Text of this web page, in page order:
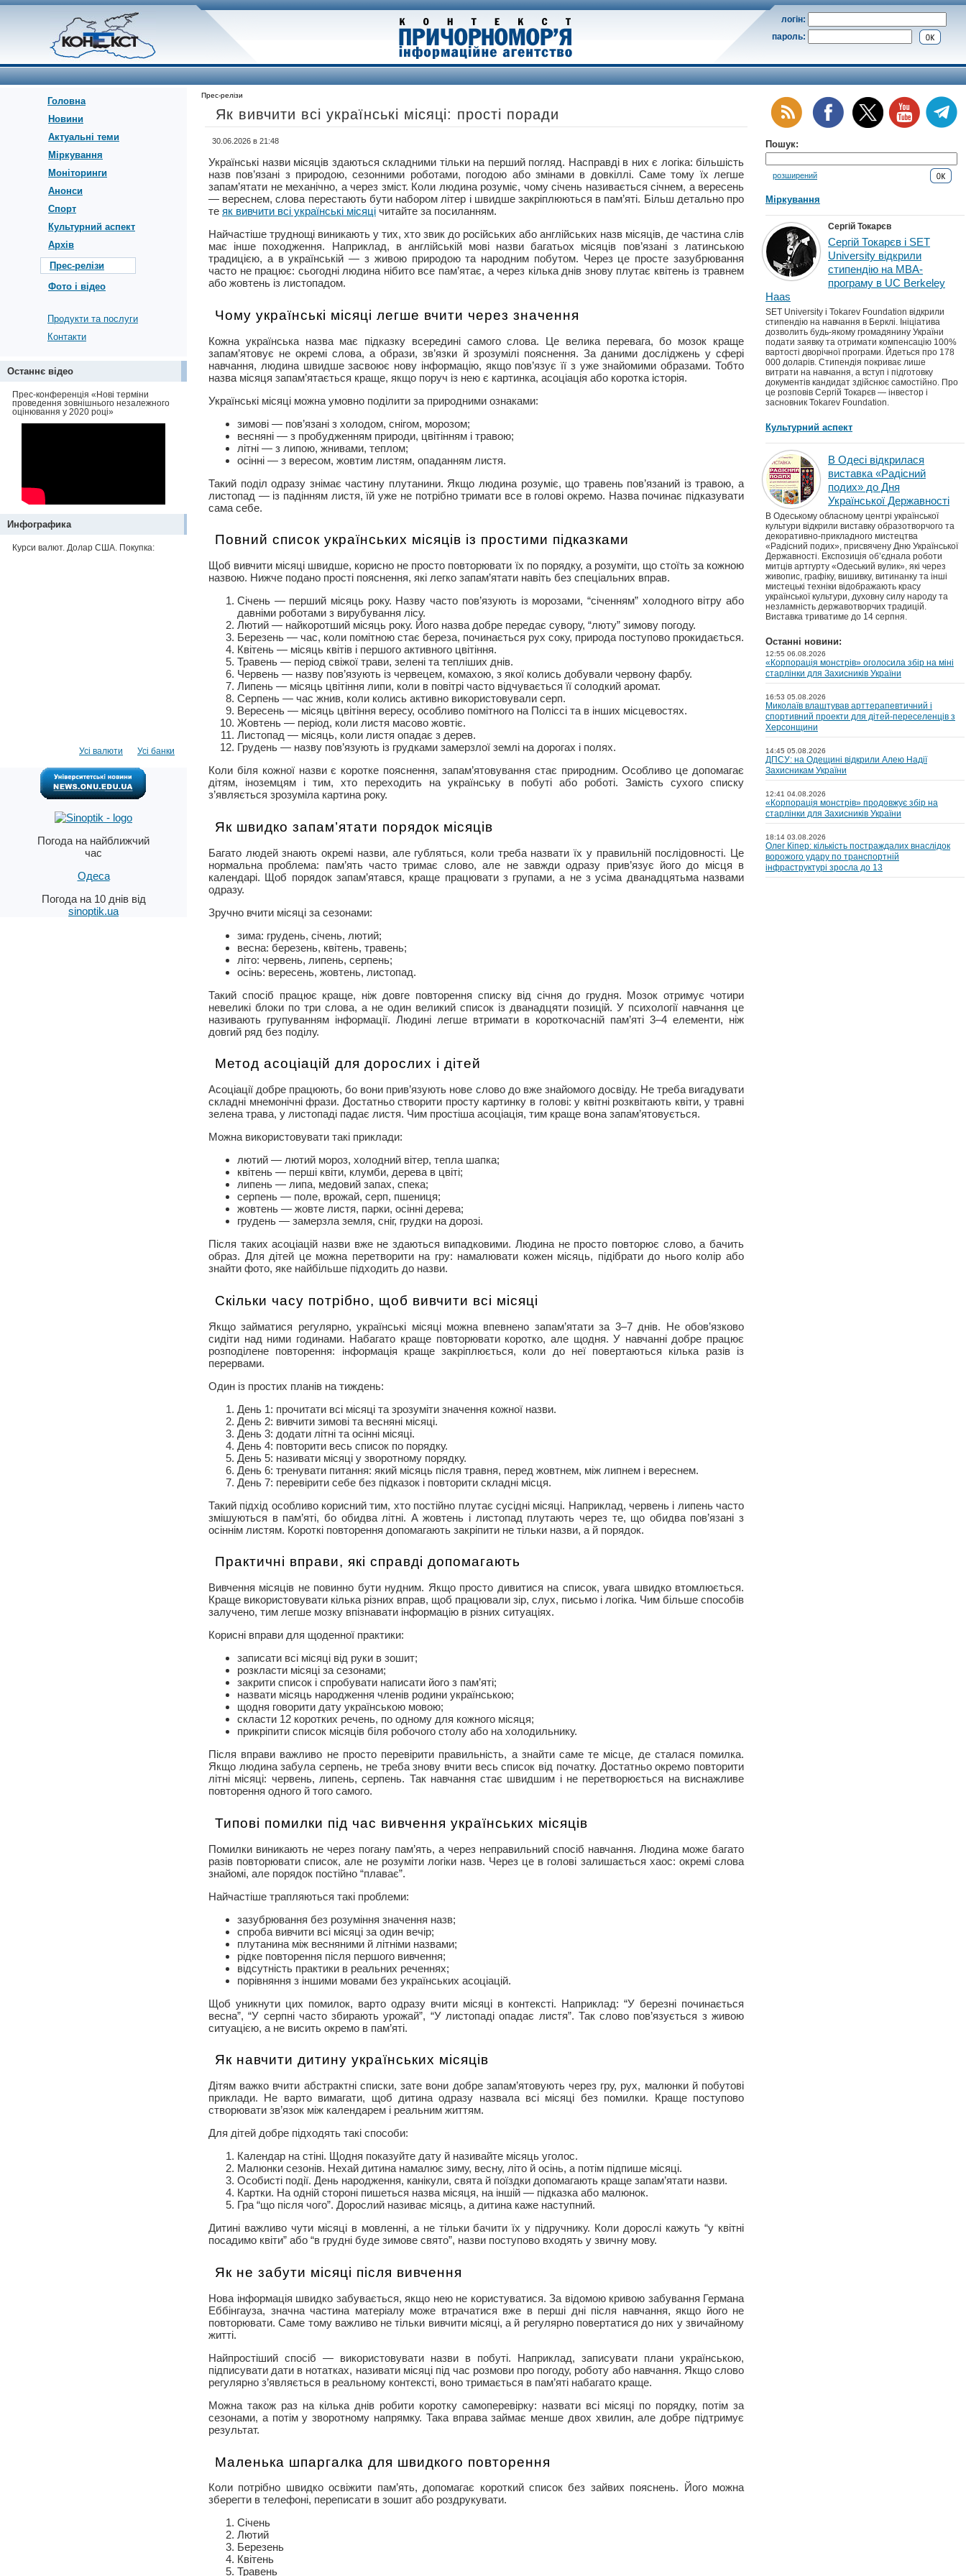
логін:
пароль:
Головна
Новини
Актуальні теми
Міркування
Моніторинги
Анонси
Спорт
Культурний аспект
Архів
Прес-релізи
Фото і відео
Продукти та послуги
Контакти
Останнє відео
Прес-конференція «Нові терміни
проведення зовнішнього незалежного
оцінювання у 2020 році»
Инфографика
Курси валют. Долар США. Покупка:
Усі банки
Усі валюти
Погода на найближчий
час
Одеса
Погода на 10 днів від
sinoptik.ua
Прес-релізи
Як вивчити всі українські місяці: прості поради
30.06.2026 в 21:48
Українські назви місяців здаються складними тільки на перший погляд. Насправді в них є логіка: більшість
назв пов’язані з природою, сезонними роботами, погодою або змінами в довкіллі. Саме тому їх легше
запам’ятати не механічно, а через зміст. Коли людина розуміє, чому січень називається січнем, а вересень
— вереснем, слова перестають бути набором літер і швидше закріплюються в пам’яті. Більш детально про
те як вивчити всі українські місяці читайте за посиланням.
Найчастіше труднощі виникають у тих, хто звик до російських або англійських назв місяців, де частина слів
має інше походження. Наприклад, в англійській мові назви багатьох місяців пов’язані з латинською
традицією, а в українській — з живою природою та народним побутом. Через це просте зазубрювання
часто не працює: сьогодні людина нібито все пам’ятає, а через кілька днів знову плутає квітень із травнем
або жовтень із листопадом.
Чому українські місяці легше вчити через значення
Кожна українська назва має підказку всередині самого слова. Це велика перевага, бо мозок краще
запам’ятовує не окремі слова, а образи, зв’язки й зрозумілі пояснення. За даними досліджень у сфері
навчання, людина швидше засвоює нову інформацію, якщо пов’язує її з уже знайомими образами. Тобто
назва місяця запам’ятається краще, якщо поруч із нею є картинка, асоціація або коротка історія.
Українські місяці можна умовно поділити за природними ознаками:
зимові — пов’язані з холодом, снігом, морозом;
весняні — з пробудженням природи, цвітінням і травою;
літні — з липою, жнивами, теплом;
осінні — з вересом, жовтим листям, опаданням листя.
Такий поділ одразу знімає частину плутанини. Якщо людина розуміє, що травень пов’язаний із травою, а
листопад — із падінням листя, їй уже не потрібно тримати все в голові окремо. Назва починає підказувати
сама себе.
Повний список українських місяців із простими підказками
Щоб вивчити місяці швидше, корисно не просто повторювати їх по порядку, а розуміти, що стоїть за кожною
назвою. Нижче подано прості пояснення, які легко запам’ятати навіть без спеціальних вправ.
Січень — перший місяць року. Назву часто пов’язують із морозами, “січенням” холодного вітру або
давніми роботами з вирубування лісу.
Лютий — найкоротший місяць року. Його назва добре передає сувору, “люту” зимову погоду.
Березень — час, коли помітною стає береза, починається рух соку, природа поступово прокидається.
Квітень — місяць квітів і першого активного цвітіння.
Травень — період свіжої трави, зелені та тепліших днів.
Червень — назву пов’язують із червецем, комахою, з якої колись добували червону фарбу.
Липень — місяць цвітіння липи, коли в повітрі часто відчувається її солодкий аромат.
Серпень — час жнив, коли колись активно використовували серп.
Вересень — місяць цвітіння вересу, особливо помітного на Поліссі та в інших місцевостях.
Жовтень — період, коли листя масово жовтіє.
Листопад — місяць, коли листя опадає з дерев.
Грудень — назву пов’язують із грудками замерзлої землі на дорогах і полях.
Коли біля кожної назви є коротке пояснення, запам’ятовування стає природним. Особливо це допомагає
дітям, іноземцям і тим, хто переходить на українську в побуті або роботі. Замість сухого списку
з’являється зрозуміла картина року.
Як швидко запам’ятати порядок місяців
Багато людей знають окремі назви, але губляться, коли треба назвати їх у правильній послідовності. Це
нормальна проблема: пам’ять часто тримає слово, але не завжди одразу прив’язує його до місця в
календарі. Щоб порядок запам’ятався, краще працювати з групами, а не з усіма дванадцятьма назвами
одразу.
Зручно вчити місяці за сезонами:
зима: грудень, січень, лютий;
весна: березень, квітень, травень;
літо: червень, липень, серпень;
осінь: вересень, жовтень, листопад.
Такий спосіб працює краще, ніж довге повторення списку від січня до грудня. Мозок отримує чотири
невеликі блоки по три слова, а не один великий список із дванадцяти позицій. У психології навчання це
називають групуванням інформації. Людині легше втримати в короткочасній пам’яті 3–4 елементи, ніж
довгий ряд без поділу.
Метод асоціацій для дорослих і дітей
Асоціації добре працюють, бо вони прив’язують нове слово до вже знайомого досвіду. Не треба вигадувати
складні мнемонічні фрази. Достатньо створити просту картинку в голові: у квітні розквітають квіти, у травні
зелена трава, у листопаді падає листя. Чим простіша асоціація, тим краще вона запам’ятовується.
Можна використовувати такі приклади:
лютий — лютий мороз, холодний вітер, тепла шапка;
квітень — перші квіти, клумби, дерева в цвіті;
липень — липа, медовий запах, спека;
серпень — поле, врожай, серп, пшениця;
жовтень — жовте листя, парки, осінні дерева;
грудень — замерзла земля, сніг, грудки на дорозі.
Після таких асоціацій назви вже не здаються випадковими. Людина не просто повторює слово, а бачить
образ. Для дітей це можна перетворити на гру: намалювати кожен місяць, підібрати до нього колір або
знайти фото, яке найбільше підходить до назви.
Скільки часу потрібно, щоб вивчити всі місяці
Якщо займатися регулярно, українські місяці можна впевнено запам’ятати за 3–7 днів. Не обов’язково
сидіти над ними годинами. Набагато краще повторювати коротко, але щодня. У навчанні добре працює
розподілене повторення: інформація краще закріплюється, коли до неї повертаються кілька разів із
перервами.
Один із простих планів на тиждень:
День 1: прочитати всі місяці та зрозуміти значення кожної назви.
День 2: вивчити зимові та весняні місяці.
День 3: додати літні та осінні місяці.
День 4: повторити весь список по порядку.
День 5: називати місяці у зворотному порядку.
День 6: тренувати питання: який місяць після травня, перед жовтнем, між липнем і вереснем.
День 7: перевірити себе без підказок і повторити складні місця.
Такий підхід особливо корисний тим, хто постійно плутає сусідні місяці. Наприклад, червень і липень часто
змішуються в пам’яті, бо обидва літні. А жовтень і листопад плутають через те, що обидва пов’язані з
осіннім листям. Короткі повторення допомагають закріпити не тільки назви, а й порядок.
Практичні вправи, які справді допомагають
Вивчення місяців не повинно бути нудним. Якщо просто дивитися на список, увага швидко втомлюється.
Краще використовувати кілька різних вправ, щоб працювали зір, слух, письмо і логіка. Чим більше способів
залучено, тим легше мозку впізнавати інформацію в різних ситуаціях.
Корисні вправи для щоденної практики:
записати всі місяці від руки в зошит;
розкласти місяці за сезонами;
закрити список і спробувати написати його з пам’яті;
назвати місяць народження членів родини українською;
щодня говорити дату українською мовою;
скласти 12 коротких речень, по одному для кожного місяця;
прикріпити список місяців біля робочого столу або на холодильнику.
Після вправи важливо не просто перевірити правильність, а знайти саме те місце, де сталася помилка.
Якщо людина забула серпень, не треба знову вчити весь список від початку. Достатньо окремо повторити
літні місяці: червень, липень, серпень. Так навчання стає швидшим і не перетворюється на виснажливе
повторення одного й того самого.
Типові помилки під час вивчення українських місяців
Помилки виникають не через погану пам’ять, а через неправильний спосіб навчання. Людина може багато
разів повторювати список, але не розуміти логіки назв. Через це в голові залишається хаос: окремі слова
знайомі, але порядок постійно “плаває”.
Найчастіше трапляються такі проблеми:
зазубрювання без розуміння значення назв;
спроба вивчити всі місяці за один вечір;
плутанина між весняними й літніми назвами;
рідке повторення після першого вивчення;
відсутність практики в реальних реченнях;
порівняння з іншими мовами без українських асоціацій.
Щоб уникнути цих помилок, варто одразу вчити місяці в контексті. Наприклад: “У березні починається
весна”, “У серпні часто збирають урожай”, “У листопаді опадає листя”. Так слово пов’язується з живою
ситуацією, а не висить окремо в пам’яті.
Як навчити дитину українських місяців
Дітям важко вчити абстрактні списки, зате вони добре запам’ятовують через гру, рух, малюнки й побутові
приклади. Не варто вимагати, щоб дитина одразу назвала всі місяці без помилки. Краще поступово
створювати зв’язок між календарем і реальним життям.
Для дітей добре підходять такі способи:
Календар на стіні. Щодня показуйте дату й називайте місяць уголос.
Малюнки сезонів. Нехай дитина намалює зиму, весну, літо й осінь, а потім підпише місяці.
Особисті події. День народження, канікули, свята й поїздки допомагають краще запам’ятати назви.
Картки. На одній стороні пишеться назва місяця, на іншій — підказка або малюнок.
Гра “що після чого”. Дорослий називає місяць, а дитина каже наступний.
Дитині важливо чути місяці в мовленні, а не тільки бачити їх у підручнику. Коли дорослі кажуть “у квітні
посадимо квіти” або “в грудні буде зимове свято”, назви поступово входять у звичну мову.
Як не забути місяці після вивчення
Нова інформація швидко забувається, якщо нею не користуватися. За відомою кривою забування Германа
Еббінгауза, значна частина матеріалу може втрачатися вже в перші дні після навчання, якщо його не
повторювати. Саме тому важливо не тільки вивчити місяці, а й регулярно повертатися до них у звичайному
житті.
Найпростіший спосіб — використовувати назви в побуті. Наприклад, записувати плани українською,
підписувати дати в нотатках, називати місяці під час розмови про погоду, роботу або навчання. Якщо слово
регулярно з’являється в реальному контексті, воно тримається в пам’яті набагато краще.
Можна також раз на кілька днів робити коротку самоперевірку: назвати всі місяці по порядку, потім за
сезонами, а потім у зворотному напрямку. Така вправа займає менше двох хвилин, але добре підтримує
результат.
Маленька шпаргалка для швидкого повторення
Коли потрібно швидко освіжити пам’ять, допомагає короткий список без зайвих пояснень. Його можна
зберегти в телефоні, переписати в зошит або роздрукувати.
Січень
Лютий
Березень
Квітень
Травень
Пошук:
розширений
Міркування
Сергій Токарєв
Сергій Токарєв і SET
University відкрили
стипендію на MBA-
програму в UC Berkeley
Haas
SET University і Tokarev Foundation відкрили
стипендію на навчання в Берклі. Ініціатива
дозволить будь-якому громадянину України
подати заявку та отримати компенсацію 100%
вартості дворічної програми. Йдеться про 178
000 доларів. Стипендія покриває лише
витрати на навчання, а вступ і підготовку
документів кандидат здійснює самостійно. Про
це розповів Сергій Токарєв — інвестор і
засновник Tokarev Foundation.
Культурний аспект
В Одесі відкрилася
виставка «Радісний
подих» до Дня
Української Державності
В Одеському обласному центрі української
культури відкрили виставку образотворчого та
декоративно-прикладного мистецтва
«Радісний подих», присвячену Дню Української
Державності. Експозиція об’єднала роботи
митців артгурту «Одеський вулик», які через
живопис, графіку, вишивку, витинанку та інші
мистецькі техніки відображають красу
української культури, духовну силу народу та
незламність державотворчих традицій.
Виставка триватиме до 14 серпня.
Останні новини:
12:55 06.08.2026
«Корпорація монстрів» оголосила збір на міні
старлінки для Захисників України
16:53 05.08.2026
Миколаїв влаштував арттерапевтичний і
спортивний проекти для дітей-переселенців з
Херсонщини
14:45 05.08.2026
ДПСУ: на Одещині відкрили Алею Надії
Захисникам України
12:41 04.08.2026
«Корпорація монстрів» продовжує збір на
старлінки для Захисників України
18:14 03.08.2026
Олег Кіпер: кількість постраждалих внаслідок
ворожого удару по транспортній
інфраструктурі зросла до 13